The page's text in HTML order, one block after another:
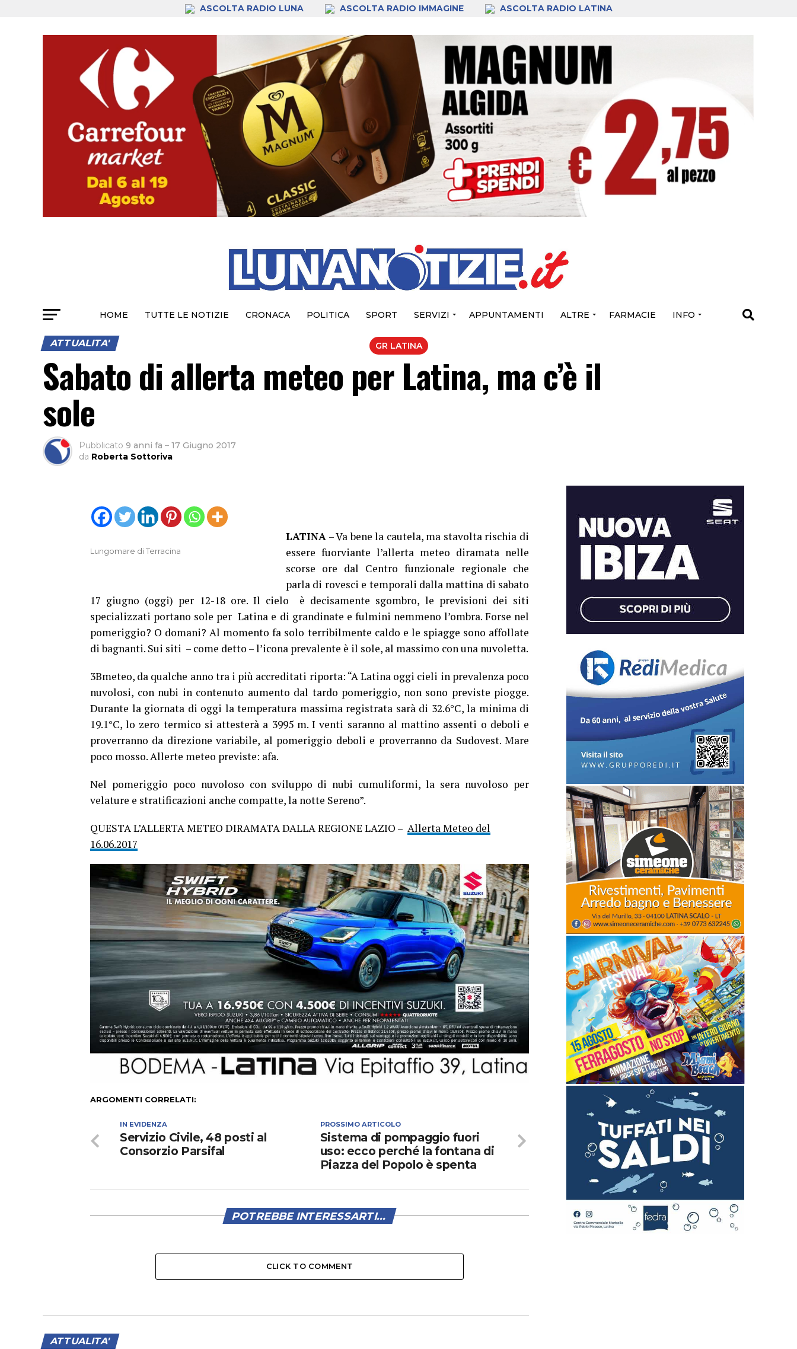
ASCOLTA RADIO LUNA ASCOLTA RADIO IMMAGINE ASCOLTA RADIO LATINA
HOME TUTTE LE NOTIZIE CRONACA POLITICA SPORT SERVIZI APPUNTAMENTI ALTRE FARMACIE INFO
GR LATINA
ATTUALITA'
Sabato di allerta meteo per Latina, ma c’è il
sole
Pubblicato 9 anni fa – 17 Giugno 2017
da Roberta Sottoriva
Lungomare di Terracina
LATINA – Va bene la cautela, ma stavolta rischia di
essere fuorviante l’allerta meteo diramata nelle
scorse ore dal Centro funzionale regionale che
parla di rovesci e temporali dalla mattina di sabato
17 giugno (oggi) per 12-18 ore. Il cielo è decisamente sgombro, le previsioni dei siti
specializzati portano sole per Latina e di grandinate e fulmini nemmeno l’ombra. Forse nel
pomeriggio? O domani? Al momento fa solo terribilmente caldo e le spiagge sono affollate
di bagnanti. Sui siti – come detto – l’icona prevalente è il sole, al massimo con una nuvoletta.
3Bmeteo, da qualche anno tra i più accreditati riporta: “A Latina oggi cieli in prevalenza poco
nuvolosi, con nubi in contenuto aumento dal tardo pomeriggio, non sono previste piogge.
Durante la giornata di oggi la temperatura massima registrata sarà di 32.6°C, la minima di
19.1°C, lo zero termico si attesterà a 3995 m. I venti saranno al mattino assenti o deboli e
proverranno da direzione variabile, al pomeriggio deboli e proverranno da Sudovest. Mare
poco mosso. Allerte meteo previste: afa.
Nel pomeriggio poco nuvoloso con sviluppo di nubi cumuliformi, la sera nuvoloso per
velature e stratificazioni anche compatte, la notte Sereno”.
QUESTA L’ALLERTA METEO DIRAMATA DALLA REGIONE LAZIO – Allerta Meteo del
16.06.2017
ARGOMENTI CORRELATI:
PROSSIMO ARTICOLO
Sistema di pompaggio fuori
uso: ecco perché la fontana di
Piazza del Popolo è spenta
IN EVIDENZA
Servizio Civile, 48 posti al
Consorzio Parsifal
POTREBBE INTERESSARTI...
CLICK TO COMMENT
ATTUALITA'